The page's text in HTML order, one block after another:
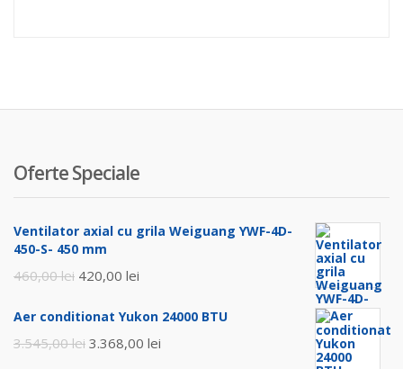
Oferte Speciale
Ventilator axial cu grila Weiguang YWF-4D-
450-S- 450 mm
460,00lei Prețul
a
fost:
420,00 lei
este:
420,00 lei.
Aer conditionat Yukon 24000 BTU
3.545,00lei Prețul
3.368,00 lei